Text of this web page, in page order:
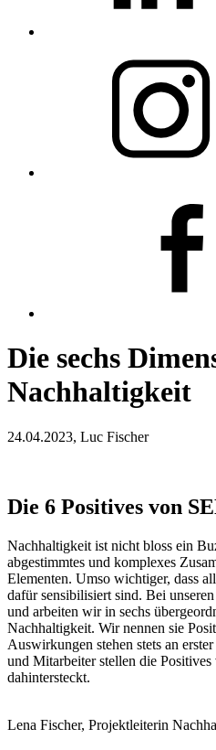
Die sechs
Nachhaltigkeit
24.04.2023, Luc Fischer
Die 6 Positives von
Nachhaltigkeit ist nicht bloss ein
abgestimmtes und komplexes
Elementen. Umso wichtiger, dass
dafür sensibilisiert sind. Bei
und arbeiten wir in sechs
Nachhaltigkeit. Wir nennen sie
Auswirkungen stehen stets an
und Mitarbeiter stellen die
dahintersteckt.
Lena Fischer, Projektleiterin